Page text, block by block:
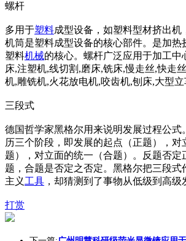
螺杆
多用于塑料成型设备，如塑料型材挤出机
机筒是塑料成型设备的核心部件。是加热
塑料机械的核心。螺杆广泛应用于加工中
床,注塑机,线切割,磨床,铣床,慢走丝,快走
机,雕铣机,火花放电机,咬齿机,刨床,大型
三段式
德国哲学家黑格尔用来说明发展过程公式
历三个阶段，即发展的起点（正题），对
题），对立面的统一（合题）。反题否定
题，合题是否定之否定。黑格尔把三段式
主义 工具 ，却猜测到了事物从低级到高级
打赏